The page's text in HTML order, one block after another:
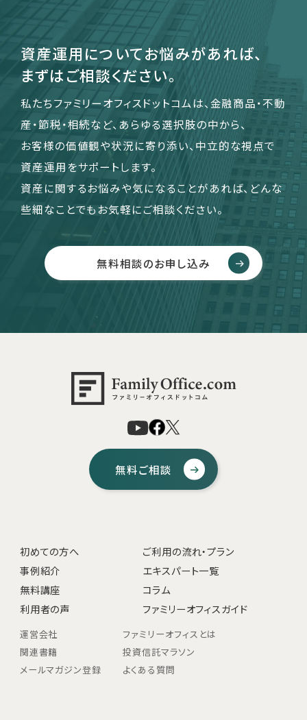
資産運用についてお悩みがあれば、
まずはご相談ください。
私たちファミリーオフィスドットコムは、金融商品・不動
産・節税・相続など、あらゆる選択肢の中から、
お客様の価値観や状況に寄り添い、中立的な視点で
資産運用をサポートします。
資産に関するお悩みや気になることがあれば、どんな
些細なことでもお気軽にご相談ください。
無料相談のお申し込み
無料ご相談
初めての方へ
ご利用の流れ・プラン
事例紹介
エキスパート一覧
無料講座
コラム
利用者の声
ファミリーオフィスガイド
運営会社
ファミリーオフィスとは
関連書籍
投資信託マラソン
メールマガジン登録
よくある質問